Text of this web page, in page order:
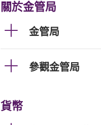
關於金管局
金管局
參觀金管局
貨幣